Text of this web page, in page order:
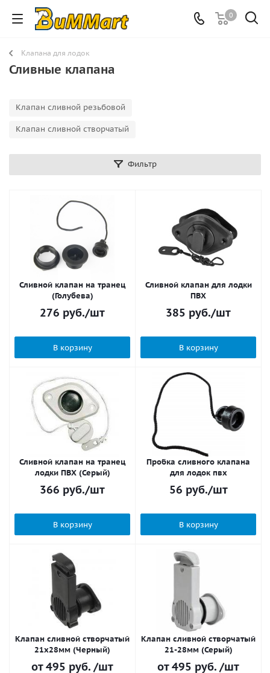
0
Клапана для лодок
Сливные клапана
Клапан сливной резьбовой
Клапан сливной створчатый
Фильтр
Сливной клапан на транец
(Голубева)
276 руб./шт
В корзину
Сливной клапан для лодки
ПВХ
385 руб./шт
В корзину
Сливной клапан на транец
лодки ПВХ (Серый)
366 руб./шт
В корзину
Пробка сливного клапана
для лодок пвх
56 руб./шт
В корзину
Клапан сливной створчатый
21х28мм (Черный)
от495 руб. /шт
Клапан сливной створчатый
21-28мм (Серый)
от495 руб. /шт